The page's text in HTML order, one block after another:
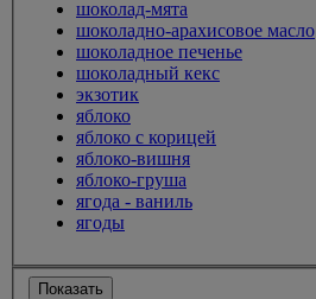
шоколад-мята
шоколадно-арахисовое масло
шоколадное печенье
шоколадный кекс
экзотик
яблоко
яблоко с корицей
яблоко-вишня
яблоко-груша
ягода - ваниль
ягоды
Показать